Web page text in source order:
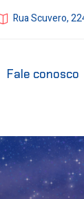
Rua Scuvero,
Fale conosco